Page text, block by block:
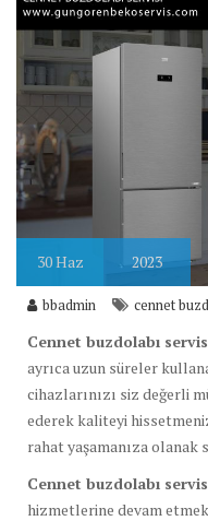
30Haz 2023
bbadmin cennet
Cennet buzdolabı
ayrıca uzun süreler
cihazlarınızı siz değerli
ederek kaliteyi
rahat yaşamanıza olanak
Cennet buzdolabı
hizmetlerine devam